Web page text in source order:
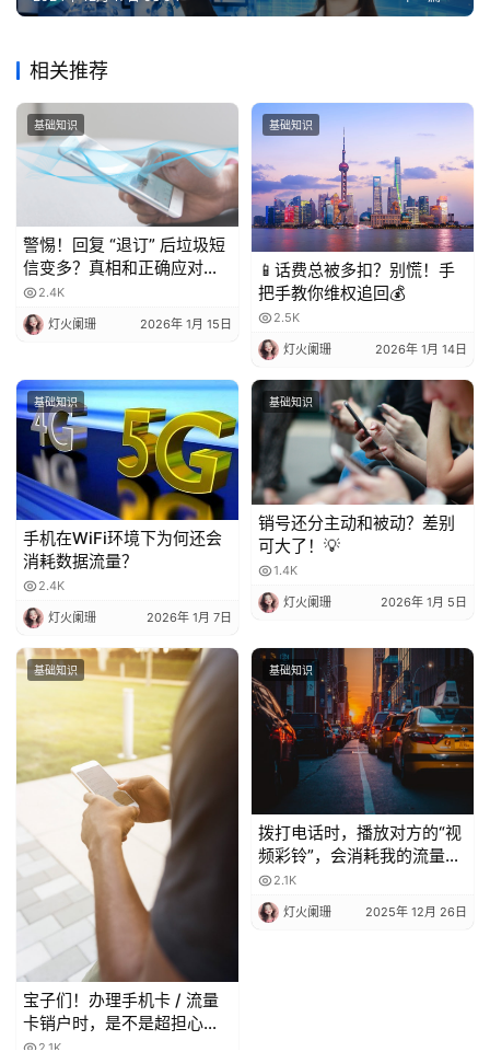
务
相关推荐
基础知识
警惕！回复 “退订” 后垃圾短
信变多？真相和正确应对方
法都在这
2.4K
灯火阑珊 2026年 1月 15日
基础知识
📱话费总被多扣？别慌！手
把手教你维权追回💰
2.5K
灯火阑珊 2026年 1月 14日
基础知识
手机在WiFi环境下为何还会
消耗数据流量？
2.4K
灯火阑珊 2026年 1月 7日
基础知识
销号还分主动和被动？差别
可大了！💡
1.4K
灯火阑珊 2026年 1月 5日
基础知识
宝子们！办理手机卡 / 流量
卡销户时，是不是超担心当
月月租白扣？😫 今天整理了
2.1K
基础知识
拨打电话时，播放对方的“视
频彩铃”，会消耗我的流量
吗？
2.1K
灯火阑珊 2025年 12月 26日